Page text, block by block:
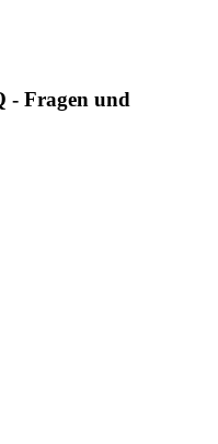
Fragen und